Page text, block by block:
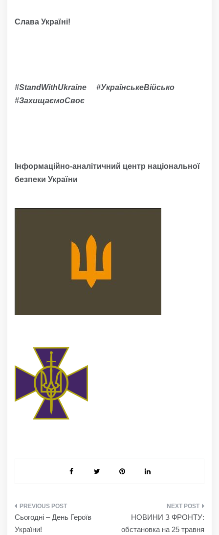
Слава Україні!
#StandWithUkraine #УкраїнськеВійсько
#ЗахищаємоСвоє
Інформаційно-аналітичний центр національної
безпеки України
НАВІГАЦІЯ
ЗАПИСІВ
Сьогодні – День Героїв
України!
НОВИНИ З ФРОНТУ:
обстановка на 25 травня